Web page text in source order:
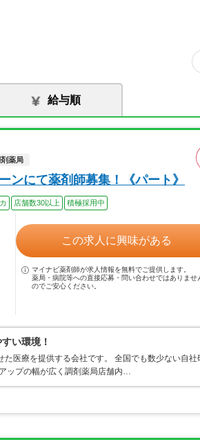
給与順
薬局
ンにて薬剤師募集！《パート》
店舗数30以上 積極採用中
この求人に興味がある
マイナビ薬剤師が求人情報を無料でご提供します。
薬局・病院等への直接応募・問い合わせではありませ
のでご安心ください。
い環境！
医療を提供する会社です。 全国でも数少ない自社
ップの幅が広く調剤薬局店舗内…